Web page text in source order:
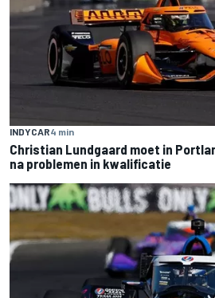
INDYCAR4 min
Christian Lundgaard moet in
na problemen in kwalificatie